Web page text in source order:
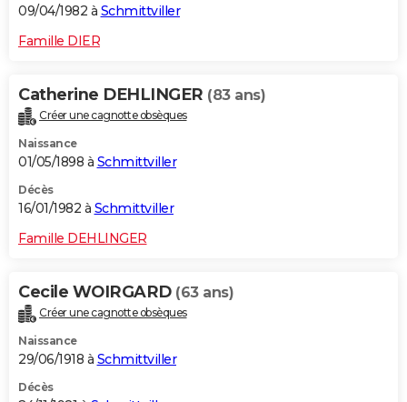
09/04/1982 à Schmittviller
Famille DIER
Catherine DEHLINGER (83 ans)
Créer une cagnotte obsèques
Naissance
01/05/1898 à Schmittviller
Décès
16/01/1982 à Schmittviller
Famille DEHLINGER
Cecile WOIRGARD (63 ans)
Créer une cagnotte obsèques
Naissance
29/06/1918 à Schmittviller
Décès